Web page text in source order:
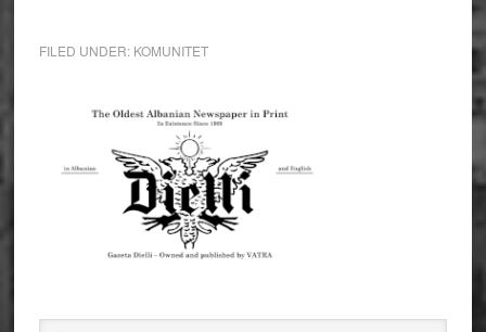
FILED UNDER: KOMUNITET